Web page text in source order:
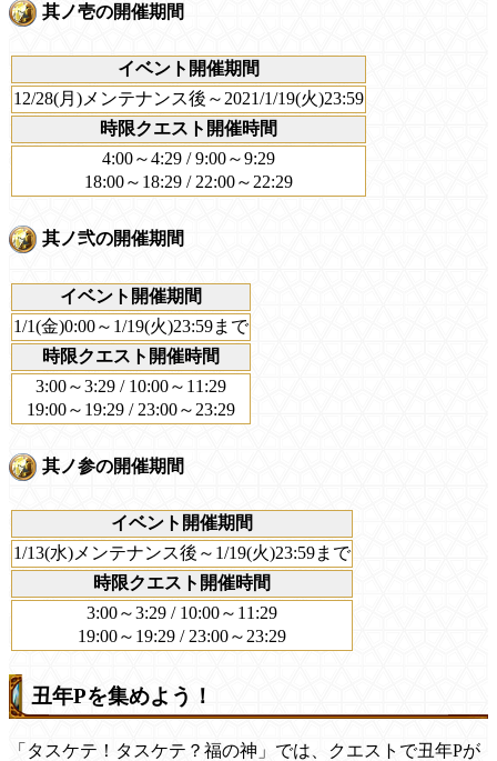
其ノ壱の開催期間
イベント開催期間
12/28(月)メンテナンス後～2021/1/19(火)23:59
時限クエスト開催時間
4:00～4:29 / 9:00～9:29
18:00～18:29 / 22:00～22:29
其ノ弐の開催期間
イベント開催期間
1/1(金)0:00～1/19(火)23:59まで
時限クエスト開催時間
3:00～3:29 / 10:00～11:29
19:00～19:29 / 23:00～23:29
其ノ参の開催期間
イベント開催期間
1/13(水)メンテナンス後～1/19(火)23:59まで
時限クエスト開催時間
3:00～3:29 / 10:00～11:29
19:00～19:29 / 23:00～23:29
丑年Pを集めよう！
「タスケテ！タスケテ？福の神」では、クエストで丑年Pが